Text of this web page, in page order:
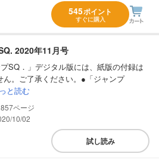
545ポイント
すぐに購入
2020年11月号
SQ．」デジタル版には、紙版の付録は
ん。ご了承ください。●「ジャンプ
と読む
857
10/02
試し読み